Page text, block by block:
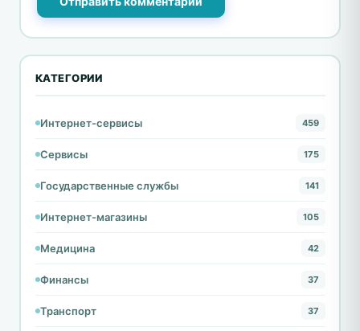
КАТЕГОРИИ
Интернет-сервисы 459
Сервисы 175
Государственные службы 141
Интернет-магазины 105
Медицина 42
Финансы 37
Транспорт 37